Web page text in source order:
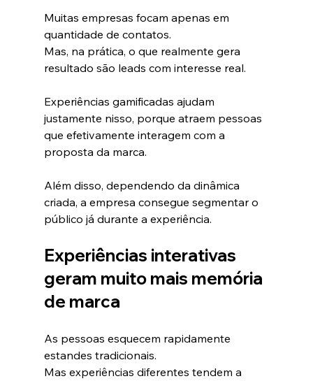
Muitas empresas focam apenas em
quantidade de contatos.
Mas, na prática, o que realmente gera
resultado são leads com interesse real.
Experiências gamificadas ajudam
justamente nisso, porque atraem pessoas
que efetivamente interagem com a
proposta da marca.
Além disso, dependendo da dinâmica
criada, a empresa consegue segmentar o
público já durante a experiência.
Experiências interativas
geram muito mais memória
de marca
As pessoas esquecem rapidamente
estandes tradicionais.
Mas experiências diferentes tendem a